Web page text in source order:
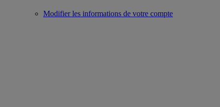
Modifier les informations de votre compte